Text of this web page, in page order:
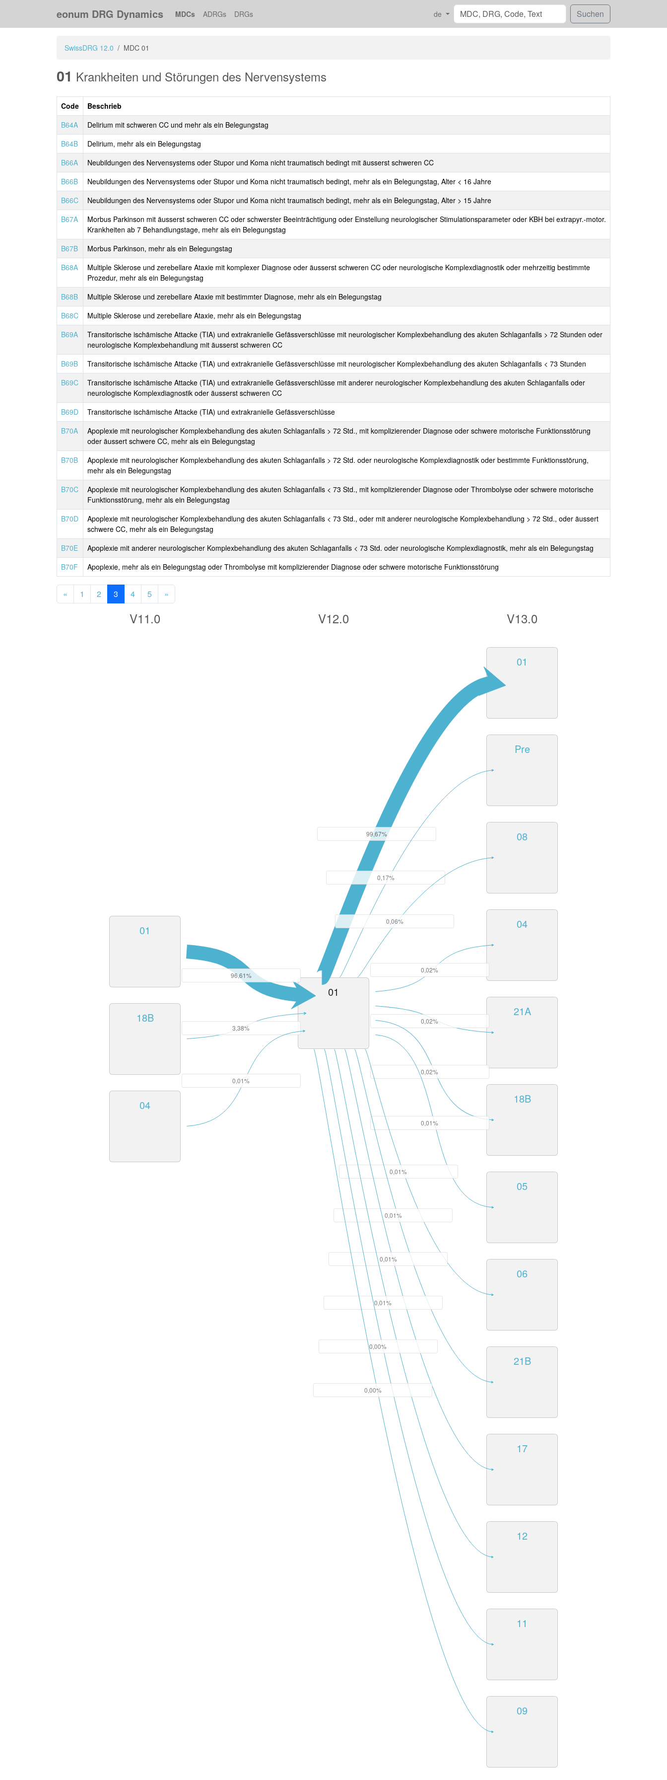
eonum DRG Dynamics MDCs ADRGs DRGs de
SwissDRG 12.0 MDC 01
01 Krankheiten und Störungen des Nervensystems
Code
Beschrieb
B64A
Delirium mit schweren CC und mehr als ein Belegungstag
B64B
Delirium, mehr als ein Belegungstag
B66A
Neubildungen des Nervensystems oder Stupor und Koma nicht traumatisch bedingt mit äusserst schweren CC
B66B
Neubildungen des Nervensystems oder Stupor und Koma nicht traumatisch bedingt, mehr als ein Belegungstag, Alter < 16 Jahre
B66C
Neubildungen des Nervensystems oder Stupor und Koma nicht traumatisch bedingt, mehr als ein Belegungstag, Alter > 15 Jahre
B67A
Morbus Parkinson mit äusserst schweren CC oder schwerster Beeinträchtigung oder Einstellung neurologischer Stimulationsparameter oder KBH bei extrapyr.-motor.
Krankheiten ab 7 Behandlungstage, mehr als ein Belegungstag
B67B
Morbus Parkinson, mehr als ein Belegungstag
B68A
Multiple Sklerose und zerebellare Ataxie mit komplexer Diagnose oder äusserst schweren CC oder neurologische Komplexdiagnostik oder mehrzeitig bestimmte
Prozedur, mehr als ein Belegungstag
B68B
Multiple Sklerose und zerebellare Ataxie mit bestimmter Diagnose, mehr als ein Belegungstag
B68C
Multiple Sklerose und zerebellare Ataxie, mehr als ein Belegungstag
B69A
Transitorische ischämische Attacke (TIA) und extrakranielle Gefässverschlüsse mit neurologischer Komplexbehandlung des akuten Schlaganfalls > 72 Stunden oder
neurologische Komplexbehandlung mit äusserst schweren CC
B69B
Transitorische ischämische Attacke (TIA) und extrakranielle Gefässverschlüsse mit neurologischer Komplexbehandlung des akuten Schlaganfalls < 73 Stunden
B69C
Transitorische ischämische Attacke (TIA) und extrakranielle Gefässverschlüsse mit anderer neurologischer Komplexbehandlung des akuten Schlaganfalls oder
neurologische Komplexdiagnostik oder äusserst schweren CC
B69D
Transitorische ischämische Attacke (TIA) und extrakranielle Gefässverschlüsse
B70A
Apoplexie mit neurologischer Komplexbehandlung des akuten Schlaganfalls > 72 Std., mit komplizierender Diagnose oder schwere motorische Funktionsstörung
oder äussert schwere CC, mehr als ein Belegungstag
B70B
Apoplexie mit neurologischer Komplexbehandlung des akuten Schlaganfalls > 72 Std. oder neurologische Komplexdiagnostik oder bestimmte Funktionsstörung,
mehr als ein Belegungstag
B70C
Apoplexie mit neurologischer Komplexbehandlung des akuten Schlaganfalls < 73 Std., mit komplizierender Diagnose oder Thrombolyse oder schwere motorische
Funktionsstörung, mehr als ein Belegungstag
B70D
Apoplexie mit neurologischer Komplexbehandlung des akuten Schlaganfalls < 73 Std., oder mit anderer neurologische Komplexbehandlung > 72 Std., oder äussert
schwere CC, mehr als ein Belegungstag
B70E
Apoplexie mit anderer neurologischer Komplexbehandlung des akuten Schlaganfalls < 73 Std. oder neurologische Komplexdiagnostik, mehr als ein Belegungstag
B70F
Apoplexie, mehr als ein Belegungstag oder Thrombolyse mit komplizierender Diagnose oder schwere motorische Funktionsstörung
« 1 2 3 4 5 »
V11.0
01
18B
04
V12.0
01
V13.0
01
Pre
08
04
21A
18B
05
06
21B
17
12
11
09
96,61%
3,38%
0,01%
99,67%
0,17%
0,06%
0,02%
0,02%
0,02%
0,01%
0,01%
0,01%
0,01%
0,01%
0,00%
0,00%